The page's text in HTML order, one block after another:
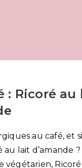
: Ricoré au
au café, et
au lait d’amande
végétarien,